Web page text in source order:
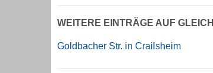
WEITERE EINTRÄGE AUF
Goldbacher Str. in Crailsheim